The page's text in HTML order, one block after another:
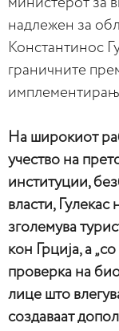
министерот за
надлежен за
Константинос
граничните
На широкиот
учество на
институции,
власти,
зголемува
кон Грција, а
проверка на
лице што
создаваат